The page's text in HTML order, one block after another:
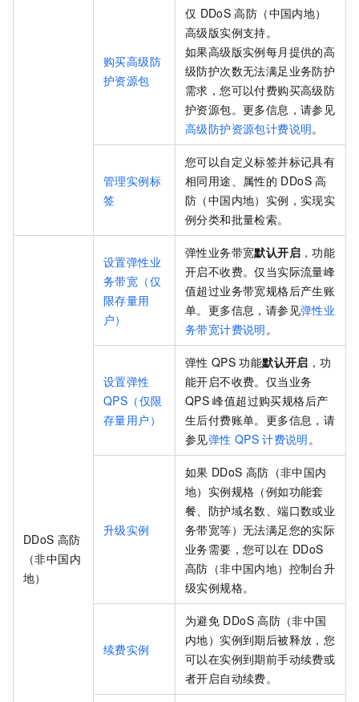
购买高级防
护资源包
仅 DDoS 高防（中国内地）
高级版实例支持。
如果高级版实例每月提供的高
级防护次数无法满足业务防护
需求，您可以付费购买高级防
护资源包。更多信息，请参见
高级防护资源包计费说明。
管理实例标
签
您可以自定义标签并标记具有
相同用途、属性的 DDoS 高
防（中国内地）实例，实现实
例分类和批量检索。
DDoS 高防
（非中国内
地）
设置弹性业
务带宽（仅
限存量用
户）
弹性业务带宽默认开启 ，功能
开启不收费。仅当实际流量峰
值超过业务带宽规格后产生账
单。更多信息，请参见弹性业
务带宽计费说明。
设置弹性
QPS（仅限
存量用户）
弹性 QPS 功能默认开启 ，功
能开启不收费。仅当业务
QPS 峰值超过购买规格后产
生后付费账单。更多信息，请
参见弹性 QPS 计费说明。
升级实例
如果 DDoS 高防（非中国内
地）实例规格（例如功能套
餐、防护域名数、端口数或业
务带宽等）无法满足您的实际
业务需要，您可以在 DDoS
高防（非中国内地）控制台升
级实例规格。
续费实例
为避免 DDoS 高防（非中国
内地）实例到期后被释放，您
可以在实例到期前手动续费或
者开启自动续费。